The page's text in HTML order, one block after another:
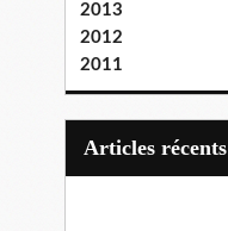
2013
2012
2011
articles récents